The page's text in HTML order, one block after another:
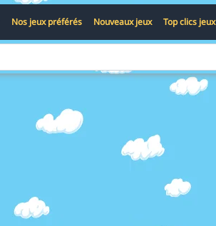
Nos jeux préférés Nouveaux jeux Top clics jeux